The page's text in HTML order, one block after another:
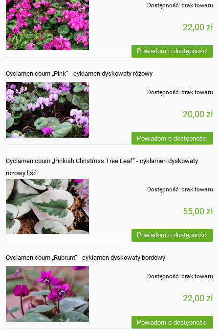
Dostępność: brak towaru
22,00 zł
Powiadom o dostępności
Cyclamen coum „Pink” - cyklamen dyskowaty różowy
Dostępność: brak towaru
20,00 zł
Powiadom o dostępności
Cyclamen coum „Pinkish Christmas Tree Leaf” - cyklamen dyskowaty
różowy liść
Dostępność: brak towaru
55,00 zł
Powiadom o dostępności
Cyclamen coum „Rubrum” - cyklamen dyskowaty bordowy
Dostępność: brak towaru
22,00 zł
Powiadom o dostępności